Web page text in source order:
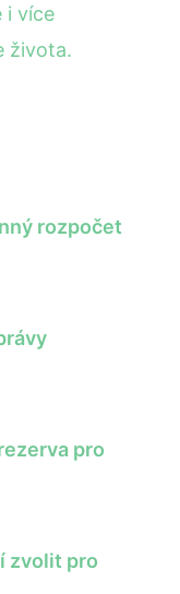
i více
života.
rozpočet
pro
zvolit pro